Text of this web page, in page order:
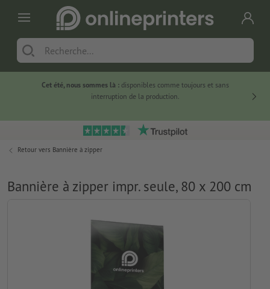
Cet été, nous sommes là :disponibles comme toujours et sans
interruption de la production.
Retour vers Bannière à zipper
Bannière à zipper impr. seule, 80 x 200 cm